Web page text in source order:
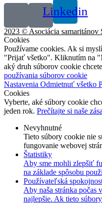
Linkedin
2023 © Asociácia samaritánov
Cookies
Používame cookies. Ak si
"Prijať všetko". Kliknutím na
aký druh súborov cookie
používania súborov cookie
Nastavenia Odmietnuť všetko
Cookies
Vyberte, aké súbory cookie
jeden rok. Prečítajte si naše
Nevyhnutné
Tieto súbory cookie nie
fungovanie webovej
Štatistiky
Aby sme mohli zlepšiť
na základe spôsobu
Používateľská
Aby naša stránka počas
najlepšie. Ak tieto